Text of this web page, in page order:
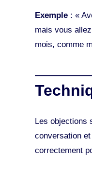
Exemple : «
mais vous
mois, comme
Les objections
conversation
correctement